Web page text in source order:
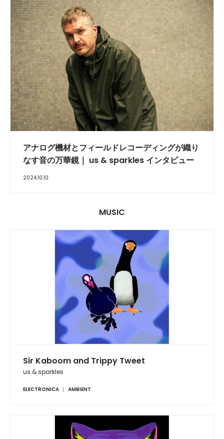
INTERVIEW
アナログ機材とフィールドレコーディングが織り
なす音の万華鏡｜ us & sparkles インタビュー
2024.10.10
MUSIC
Sir Kaboom and Trippy Tweet
us & sparkles
ELECTRONICA AMBIENT